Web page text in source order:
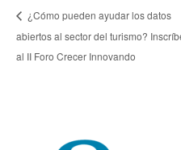
¿Cómo pueden ayudar los datos
abiertos al sector del turismo?
al II Foro Crecer Innovando